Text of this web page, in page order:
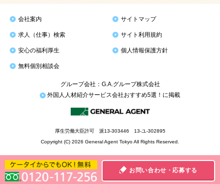
お問い合わせ・応募する
会社案内 サイトマップ
求人（仕事）検索 サイト利用規約
安心の福利厚生 個人情報保護方針
無料個別相談会
グループ会社：G.A.グループ株式会社
外国人人材紹介サービス会社おすすめ5選！に掲載
厚生労働大臣許可 派13-303446 13-ユ-302895
Copyright (C) 2026 General Agent Tokyo All Rights Reserved.